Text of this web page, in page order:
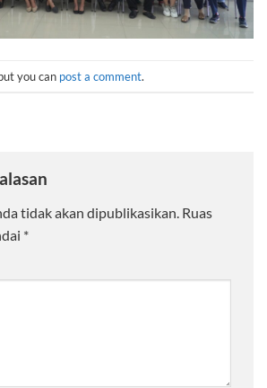
you can post a comment.
tidak akan dipublikasikan. Ruas
*